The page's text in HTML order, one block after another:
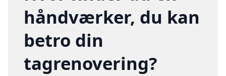
håndværker, du kan
betro din
tagrenovering?